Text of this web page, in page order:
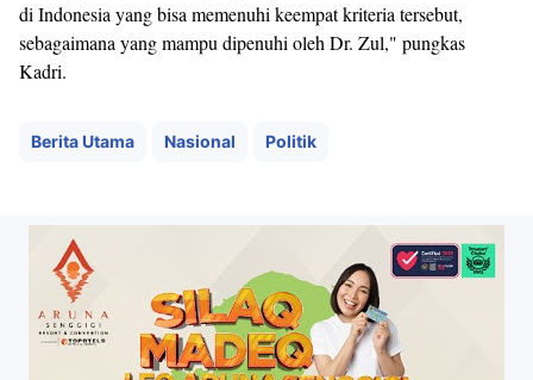
di Indonesia yang bisa memenuhi keempat kriteria tersebut,
sebagaimana yang mampu dipenuhi oleh Dr. Zul," pungkas
Kadri.
Berita Utama Nasional Politik